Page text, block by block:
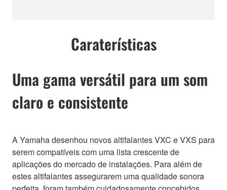
Caraterísticas
Uma gama versátil para um som
claro e consistente
A Yamaha desenhou novos altifalantes VXC e VXS para
serem compatíveis com uma lista crescente de
aplicações do mercado de instalações. Para além de
estes altifalantes assegurarem uma qualidade sonora